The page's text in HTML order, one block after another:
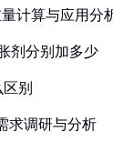
计算与应用分
剂分别加多少
别
求调研与分析